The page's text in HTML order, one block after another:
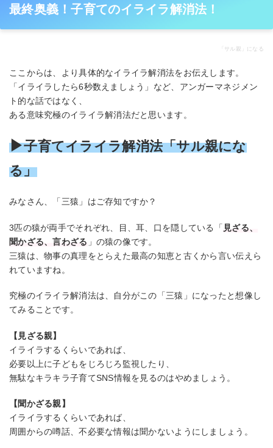
最終奥義！子育てのイライラ解消法！
「サル親」になる
ここからは、より具体的なイライラ解消法をお伝えします。
「イライラしたら6秒数えましょう」など、アンガーマネジメン
ト的な話ではなく、
ある意味究極のイライラ解消法だと思います。
▶子育てイライラ解消法「サル親にな
る」
みなさん、「三猿」はご存知ですか？
3匹の猿が両手でそれぞれ、目、耳、口を隠している「 見ざる、
聞かざる、言わざる 」の猿の像です。
三猿は、物事の真理をとらえた最高の知恵と古くから言い伝えら
れていますね。
究極のイライラ解消法は、自分がこの「三猿」になったと想像し
てみることです。
【見ざる親】
イライラするくらいであれば、
必要以上に子どもをじろじろ監視したり、
無駄なキラキラ子育てSNS情報を見るのはやめましょう。
【聞かざる親】
イライラするくらいであれば、
周囲からの噂話、不必要な情報は聞かないようにしましょう。